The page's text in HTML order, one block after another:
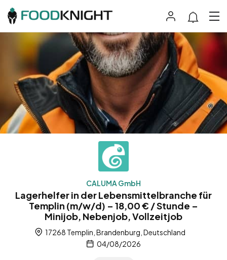
CALUMA GmbH
Lagerhelfer in der Lebensmittelbranche für
Templin (m/w/d) – 18,00 € / Stunde –
Minijob, Nebenjob, Vollzeitjob
17268 Templin, Brandenburg, Deutschland
04/08/2026